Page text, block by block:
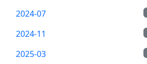
2024-07
2024-11
2025-03